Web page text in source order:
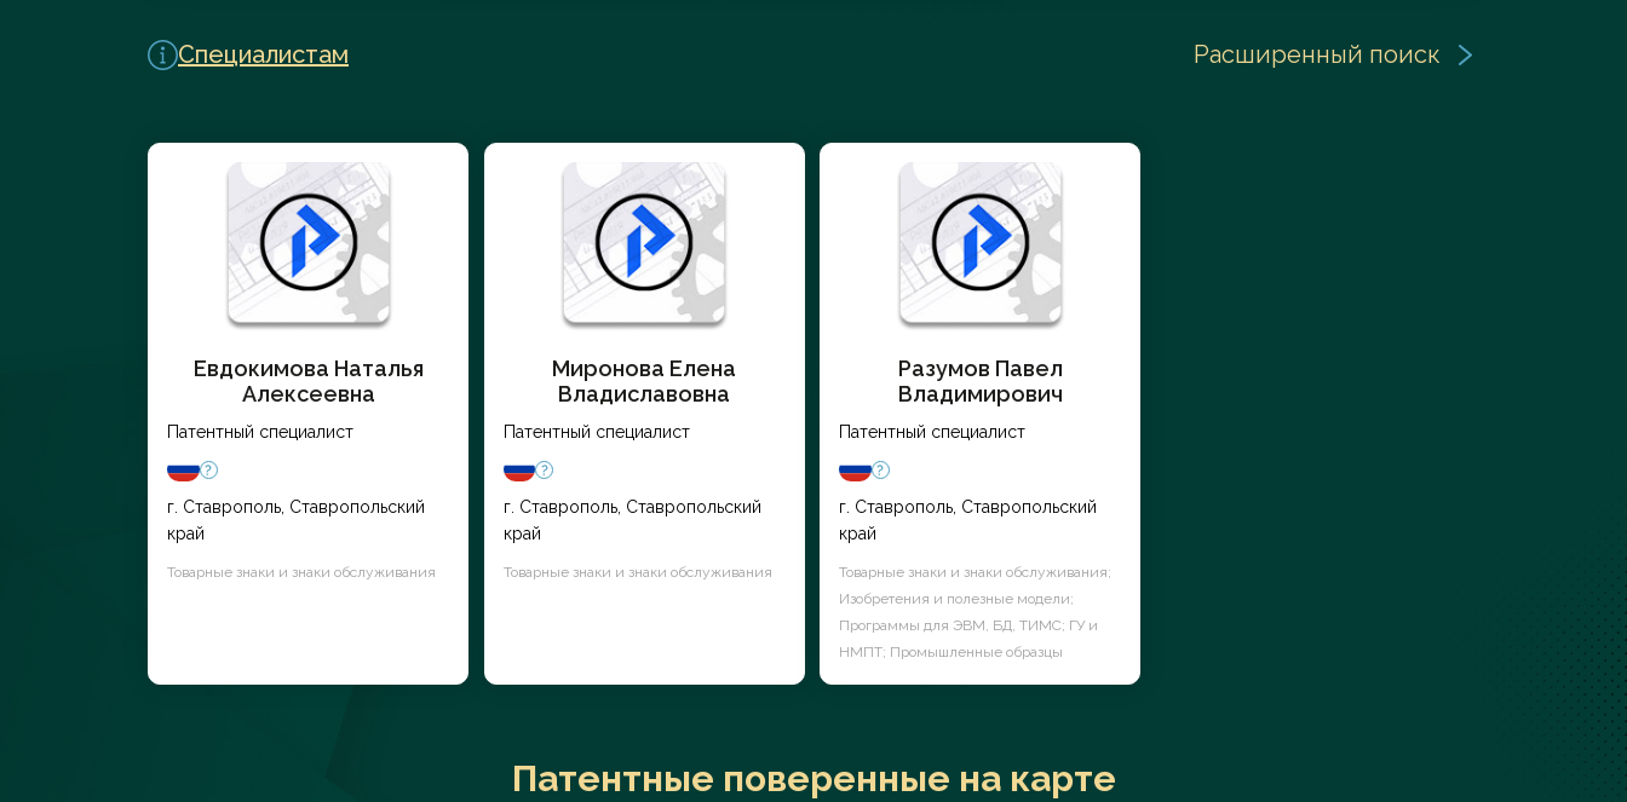
Заказать услугу
Перейти в каталог
Специалистам Расширенный поиск
Евдокимова Наталья
Алексеевна
Патентный специалист
г. Ставрополь, Ставропольский
край
Товарные знаки и знаки обслуживания
Миронова Елена
Владиславовна
Патентный специалист
г. Ставрополь, Ставропольский
край
Товарные знаки и знаки обслуживания
Разумов Павел
Владимирович
Патентный специалист
г. Ставрополь, Ставропольский
край
Товарные знаки и знаки обслуживания;
Изобретения и полезные модели;
Программы для ЭВМ, БД, ТИМС; ГУ и
НМПТ; Промышленные образцы
Патентные поверенные на карте